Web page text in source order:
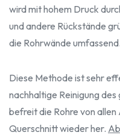
wird mit hohem Druck
und andere Rückstände
die Rohrwände umfassend.
Diese Methode ist sehr
nachhaltige Reinigung
befreit die Rohre von
Querschnitt wieder her.